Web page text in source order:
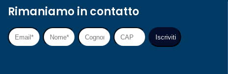
Rimaniamo in contatto